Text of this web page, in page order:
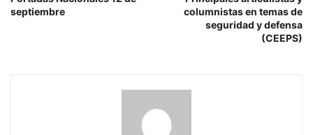
septiembre
columnistas en temas de
seguridad y defensa
(CEEPS)